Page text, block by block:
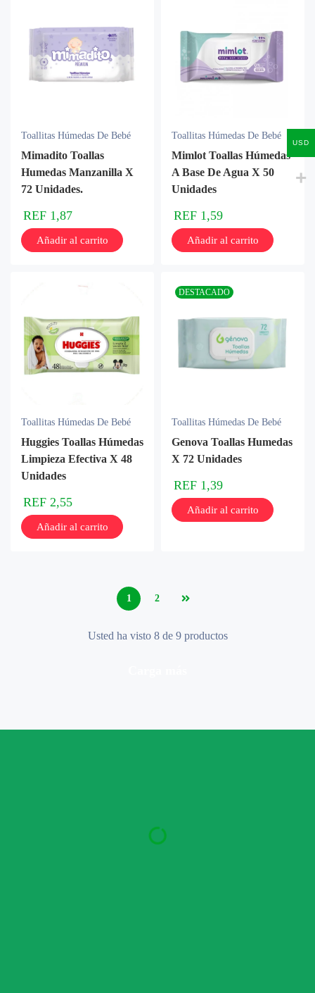
Toallitas Húmedas De Bebé
Mimadito Toallas
Humedas Manzanilla X
72 Unidades.
REF 1,87
Añadir al carrito
Toallitas Húmedas De Bebé
Mimlot Toallas Húmedas
A Base De Agua X 50
Unidades
REF 1,59
Añadir al carrito
Toallitas Húmedas De Bebé
Huggies Toallas Húmedas
Limpieza Efectiva X 48
Unidades
REF 2,55
Añadir al carrito
DESTACADO
Toallitas Húmedas De Bebé
Genova Toallas Humedas
X 72 Unidades
REF 1,39
Añadir al carrito
1 2
Usted ha visto 8 de 9 productos
USD